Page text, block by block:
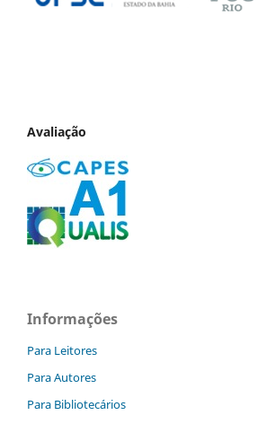
Avaliação
Informações
Para Leitores
Para Autores
Para Bibliotecários